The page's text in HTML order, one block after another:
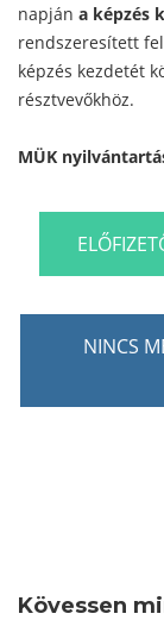
napján a képzés
rendszeresített
képzés kezdetét
résztvevőkhöz.
MÜK
NINCS
Kövessen